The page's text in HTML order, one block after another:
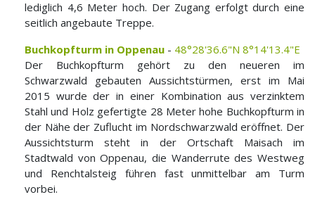
lediglich 4,6 Meter hoch. Der Zugang erfolgt durch eine
seitlich angebaute Treppe.
Buchkopfturm in Oppenau - 48°28'36.6"N 8°14'13.4"E
Der Buchkopfturm gehört zu den neueren im
Schwarzwald gebauten Aussichtstürmen, erst im Mai
2015 wurde der in einer Kombination aus verzinktem
Stahl und Holz gefertigte 28 Meter hohe Buchkopfturm in
der Nähe der Zuflucht im Nordschwarzwald eröffnet. Der
Aussichtsturm steht in der Ortschaft Maisach im
Stadtwald von Oppenau, die Wanderrute des Westweg
und Renchtalsteig führen fast unmittelbar am Turm
vorbei.